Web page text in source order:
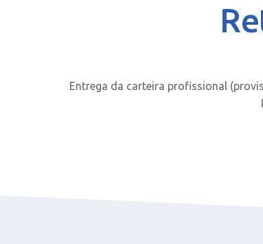
Entrega da carteira profissional